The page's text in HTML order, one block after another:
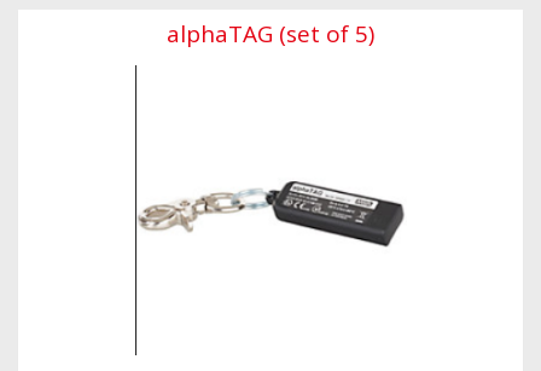
alphaTAG (set of 5)